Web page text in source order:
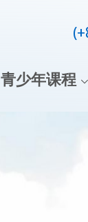
青少年课程